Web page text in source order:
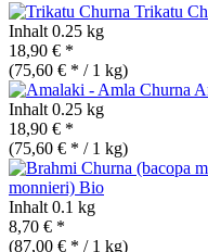
Trikatu
Inhalt 0.25 kg
18,90 € *
(75,60 € * / 1 kg)
Inhalt 0.25 kg
18,90 € *
(75,60 € * / 1 kg)
monnieri) Bio
Inhalt 0.1 kg
8,70 € *
(87,00 € * / 1 kg)